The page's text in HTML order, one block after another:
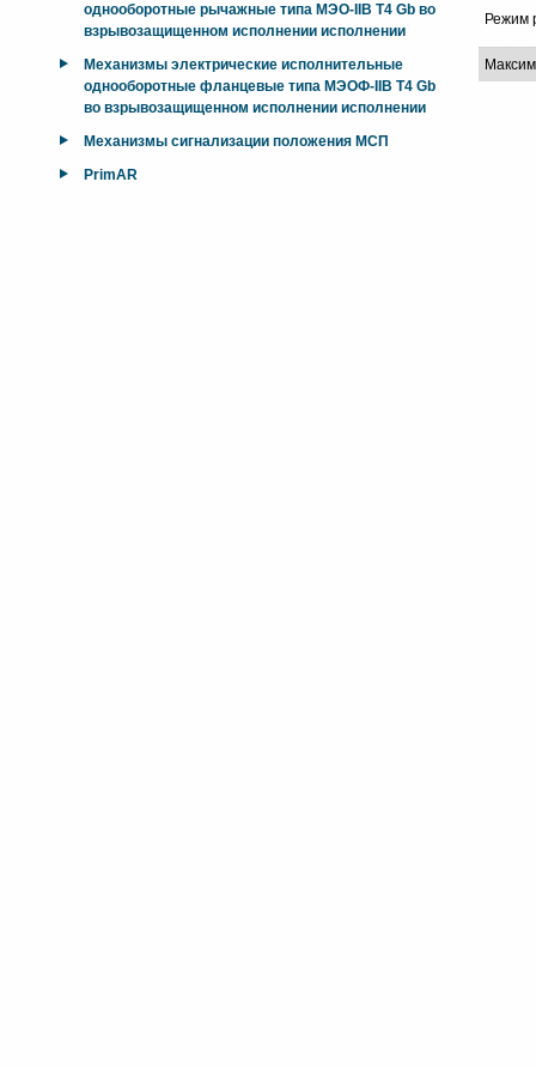
однооборотные рычажные типа МЭО-IIB T4 Gb во
взрывозащищенном исполнении исполнении
Механизмы электрические исполнительные
однооборотные фланцевые типа МЭОФ-IIB T4 Gb
во взрывозащищенном исполнении исполнении
Механизмы сигнализации положения МСП
PrimAR
Режим